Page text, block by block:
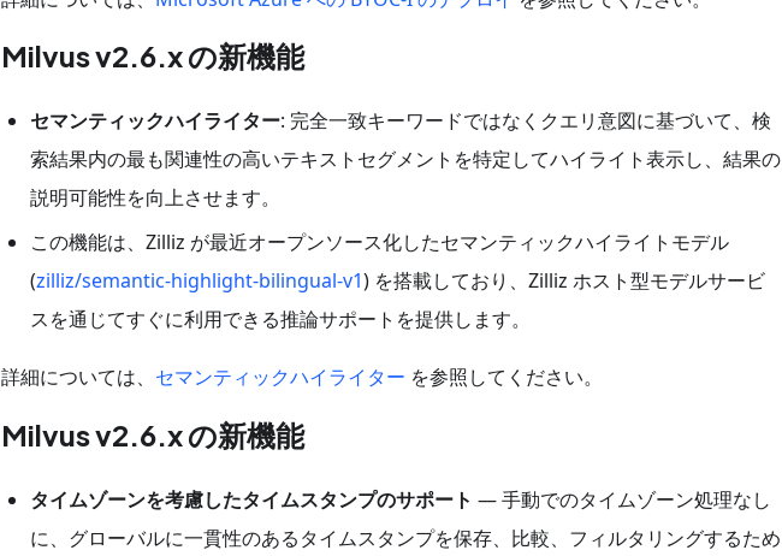
Milvus v2.6.x の新機能
セマンティックハイライター: 完全一致キーワードではなくクエリ意図に基づいて、検
索結果内の最も関連性の高いテキストセグメントを特定してハイライト表示し、結果の
説明可能性を向上させます。
この機能は、Zilliz が最近オープンソース化したセマンティックハイライトモデル
(zilliz/semantic-highlight-bilingual-v1) を搭載しており、Zilliz ホスト型モデルサービ
スを通じてすぐに利用できる推論サポートを提供します。
詳細については、 セマンティックハイライター を参照してください。
Milvus v2.6.x の新機能
タイムゾーンを考慮したタイムスタンプのサポート — 手動でのタイムゾーン処理なし
に、グローバルに一貫性のあるタイムスタンプを保存、比較、フィルタリングするため